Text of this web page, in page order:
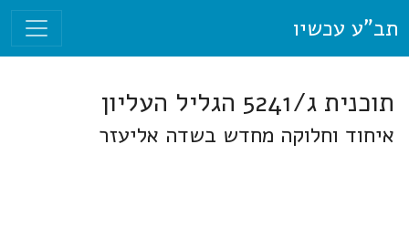
תב"ע עכשיו
תוכנית ג/5241 הגליל העליון
איחוד וחלוקה מחדש בשדה אליעזר